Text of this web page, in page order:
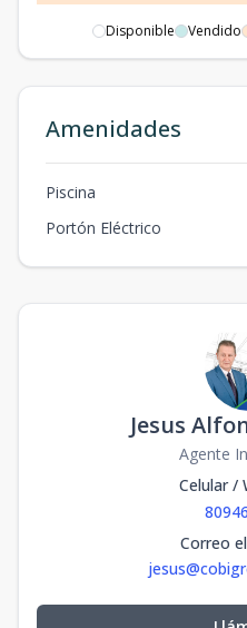
130.45
m2
-
m2
1
B-4
139.88
m2
-
4
C-4
140.56
-
4
Disponible Vendido
Amenidades
Piscina
Portón Eléctrico
Jesus
Agente
Celular /
Correo